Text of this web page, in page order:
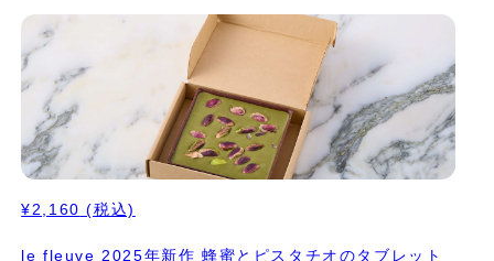
¥2,160 (税込)
le fleuve 2025年新作 蜂蜜とピスタチオのタブレット